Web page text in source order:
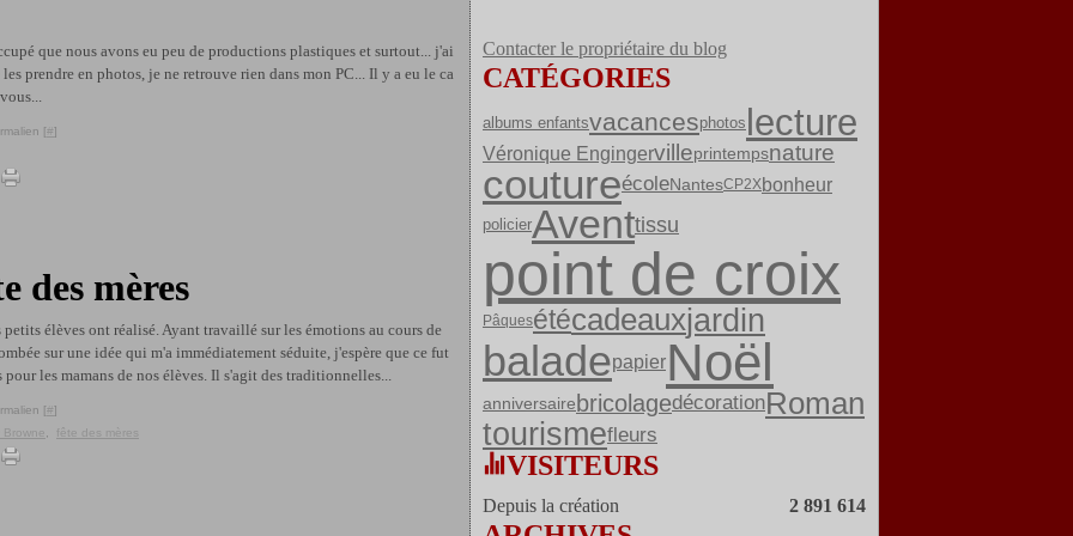
que nous avons eu peu de productions plastiques et surtout... j'ai
prendre en photos, je ne retrouve rien dans mon PC... Il y a eu le ca
[#]
des mères
petits élèves ont réalisé. Ayant travaillé sur les émotions au cours de
sur une idée qui m'a immédiatement séduite, j'espère que ce fut
pour les mamans de nos élèves. Il s'agit des traditionnelles...
[#]
Browne fête des mères
Contacter le propriétaire du blog
CATÉGORIES
albums enfantsvacancesphotos lecture
Véronique Engingervilleprintempsnature
coutureécoleNantesCP2Xbonheur
policierAventtissu
point de croix
Pâquesétécadeauxjardin
baladepapierNoël
anniversairebricolagedécorationRoman
tourismefleurs
VISITEURS
Depuis la création 2 891 614